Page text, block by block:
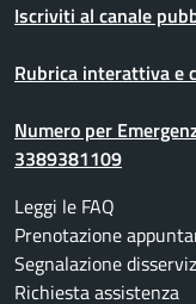
Iscriviti al canale
Rubrica interattiva e
Numero per
3389381109
Leggi le FAQ
Prenotazione
Segnalazione
Richiesta assistenza